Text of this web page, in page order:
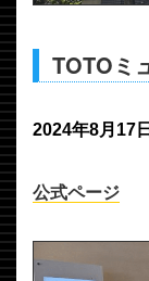
TOTOミ
2024年8月17
公式ページ